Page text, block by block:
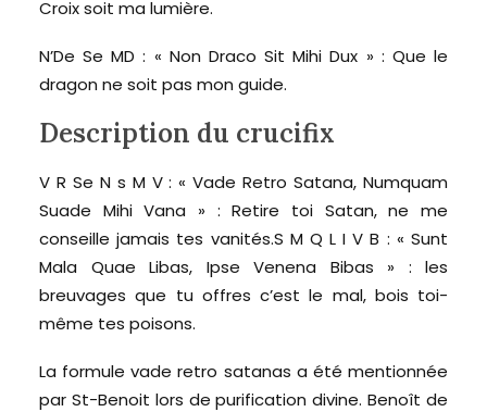
Croix soit ma lumière.
N’De Se MD : « Non Draco Sit Mihi Dux » : Que le
dragon ne soit pas mon guide.
Description du crucifix
V R Se N s M V : « Vade Retro Satana, Numquam
Suade Mihi Vana » : Retire toi Satan, ne me
conseille jamais tes vanités.S M Q L I V B : « Sunt
Mala Quae Libas, Ipse Venena Bibas » : les
breuvages que tu offres c’est le mal, bois toi-
même tes poisons.
La formule vade retro satanas a été mentionnée
par St-Benoit lors de purification divine. Benoît de